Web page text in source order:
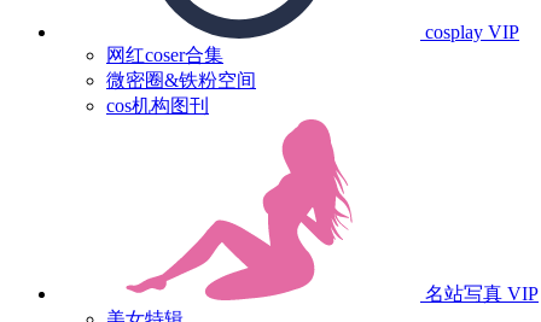
cosplay VIP
网红coser合集
微密圈&铁粉空间
cos机构图刊
名站写真 VIP